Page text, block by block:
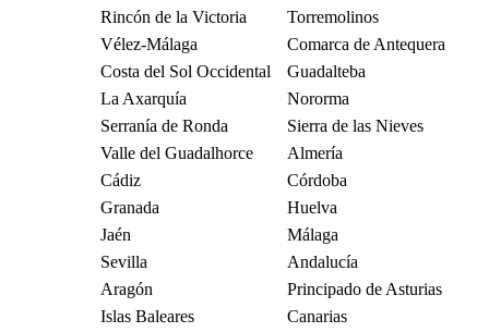
Rincón de la Victoria
Torremolinos
Vélez-Málaga
Comarca de Antequera
Costa del Sol Occidental
Guadalteba
La Axarquía
Nororma
Serranía de Ronda
Sierra de las Nieves
Valle del Guadalhorce
Almería
Cádiz
Córdoba
Granada
Huelva
Jaén
Málaga
Sevilla
Andalucía
Aragón
Principado de Asturias
Islas Baleares
Canarias